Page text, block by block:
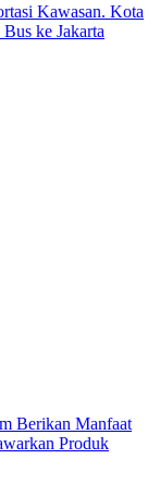
Kawasan. Kota
ke Jakarta
Berikan Manfaat
Produk